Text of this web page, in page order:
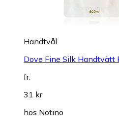
Handtvål
Dove Fine Silk Handtvätt
fr.
31 kr
hos Notino